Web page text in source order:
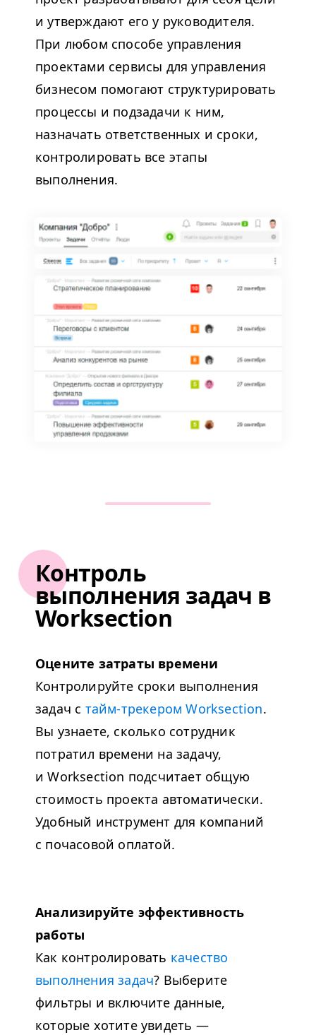
и утверждают его у руководителя.
При любом способе управления
проектами сервисы для управления
бизнесом помогают структурировать
процессы и подзадачи к ним,
назначать ответственных и сроки,
контролировать все этапы
выполнения.
Контроль
выполнения задач в
Worksection
Оцените затраты времени
Контролируйте сроки выполнения
задач с тайм-трекером Worksection.
Вы узнаете, сколько сотрудник
потратил времени на задачу,
и Worksection подсчитает общую
стоимость проекта автоматически.
Удобный инструмент для компаний
с почасовой оплатой.
Анализируйте эффективность
работы
Как контролировать качество
выполнения задач? Выберите
фильтры и включите данные,
которые хотите увидеть —